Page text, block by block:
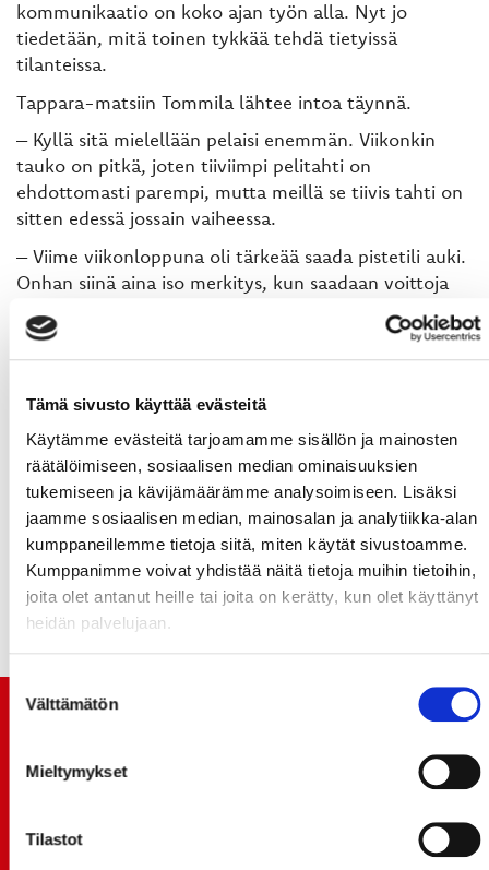
Tämä sivusto käyttää evästeitä
Käytämme evästeitä tarjoamamme sisällön ja mainosten
räätälöimiseen, sosiaalisen median ominaisuuksien
tukemiseen ja kävijämäärämme analysoimiseen. Lisäksi
jaamme sosiaalisen median, mainosalan ja analytiikka-alan
kumppaneillemme tietoja siitä, miten käytät sivustoamme.
Kumppanimme voivat yhdistää näitä tietoja muihin tietoihin,
joita olet antanut heille tai joita on kerätty, kun olet käyttänyt
heidän palvelujaan.
Suostumuksen
valinta
Välttämätön
Mieltymykset
Tilastot
kommunikaatio on koko ajan työn alla. Nyt jo
tiedetään, mitä toinen tykkää tehdä tietyissä
tilanteissa.
Tappara-matsiin Tommila lähtee intoa täynnä.
– Kyllä sitä mielellään pelaisi enemmän. Viikonkin
tauko on pitkä, joten tiiviimpi pelitahti on
ehdottomasti parempi, mutta meillä se tiivis tahti on
sitten edessä jossain vaiheessa.
– Viime viikonloppuna oli tärkeää saada pistetili auki.
Onhan siinä aina iso merkitys, kun saadaan voittoja
hakemaan voittoa periksiantamattomuuden,
työnteon, uhrautumisen ja puolustamisen kautta.
saadaan varmasti hyvää peliä aikaan, miettii Tommila.
Vaasan Sport kohtaa Tapparan Hakametsän
jäähallissa keskiviikkona 14.10. klo 18:30.
LOUKKAANTUMISTILANNE VKO 42
Aleksi Mäkelä - viikkoja
Marcin Kolusz - viikkoja
Olli Vanttaja - päivä kerrallaan
21.7. 12:00 - ENNAKKOKYSYNTÄ POIKKEUKSELLISTA